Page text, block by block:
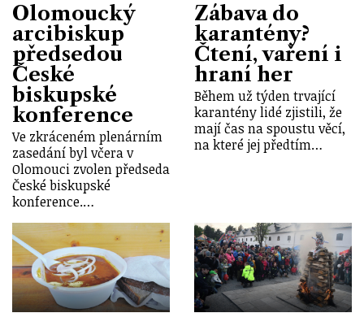
Olomoucký
arcibiskup
předsedou
České
biskupské
konference
Ve zkráceném plenárním
zasedání byl včera v
Olomouci zvolen předseda
České biskupské
konference.…
Zábava do
karantény?
Čtení, vaření i
hraní her
Během už týden trvající
karantény lidé zjistili, že
mají čas na spoustu věcí,
na které jej předtím…